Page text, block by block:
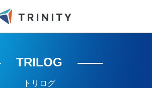
TRILOG
トリログ